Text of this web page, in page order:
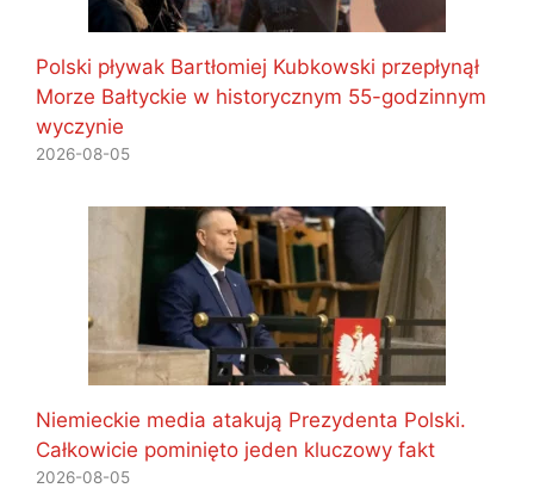
Polski pływak Bartłomiej Kubkowski przepłynął
Morze Bałtyckie w historycznym 55-godzinnym
wyczynie
2026-08-05
Niemieckie media atakują Prezydenta Polski.
Całkowicie pominięto jeden kluczowy fakt
2026-08-05